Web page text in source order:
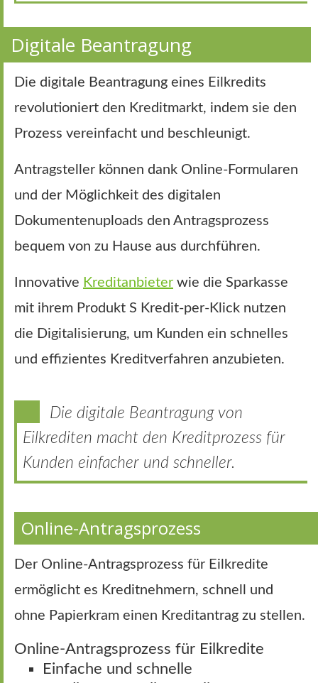
Digitale Beantragung
Die digitale Beantragung eines Eilkredits
revolutioniert den Kreditmarkt, indem sie den
Prozess vereinfacht und beschleunigt.
Antragsteller können dank Online-Formularen
und der Möglichkeit des digitalen
Dokumentenuploads den Antragsprozess
bequem von zu Hause aus durchführen.
Innovative Kreditanbieter wie die Sparkasse
mit ihrem Produkt S Kredit-per-Klick nutzen
die Digitalisierung, um Kunden ein schnelles
und effizientes Kreditverfahren anzubieten.
Die digitale Beantragung von
Eilkrediten macht den Kreditprozess für
Kunden einfacher und schneller.
Online-Antragsprozess
Der Online-Antragsprozess für Eilkredite
ermöglicht es Kreditnehmern, schnell und
ohne Papierkram einen Kreditantrag zu stellen.
Online-Antragsprozess für Eilkredite
Einfache und schnelle